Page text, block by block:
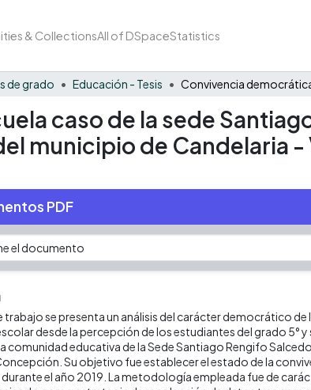
& CollectionsAll of DSpaceStatistics
de grado Educación - Tesis
caso de la sede
municipio de Candelaria -
PDF
trabajo se presenta un análisis del carácter democrático de
desde la percepción de los estudiantes del grado 5° y
comunidad educativa de la Sede Santiago Rengifo Salcedo
Su objetivo fue establecer el estado de la
el año 2019. La metodología empleada fue de